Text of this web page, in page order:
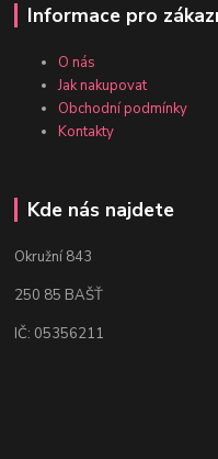
Informace pro
O nás
Jak nakupovat
Obchodní podmínky
Kontakty
Kde nás najdete
Okružní 843
250 85 BAŠŤ
IČ: 05356211